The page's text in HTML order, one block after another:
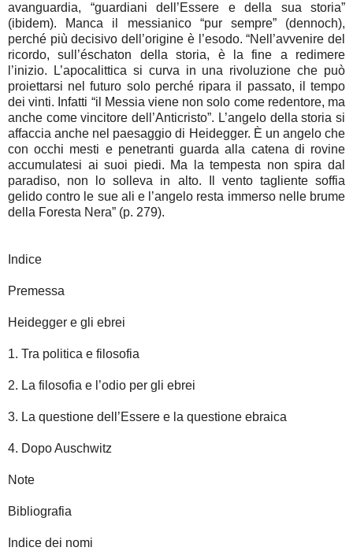
avanguardia, “guardiani dell’Essere e della sua storia”
(ibidem). Manca il messianico “pur sempre” (dennoch),
perché più decisivo dell’origine è l’esodo. “Nell’avvenire del
ricordo, sull’éschaton della storia, è la fine a redimere
l’inizio. L’apocalittica si curva in una rivoluzione che può
proiettarsi nel futuro solo perché ripara il passato, il tempo
dei vinti. Infatti “il Messia viene non solo come redentore, ma
anche come vincitore dell’Anticristo”. L’angelo della storia si
affaccia anche nel paesaggio di Heidegger. È un angelo che
con occhi mesti e penetranti guarda alla catena di rovine
accumulatesi ai suoi piedi. Ma la tempesta non spira dal
paradiso, non lo solleva in alto. Il vento tagliente soffia
gelido contro le sue ali e l’angelo resta immerso nelle brume
della Foresta Nera” (p. 279).
Indice
Premessa
Heidegger e gli ebrei
1. Tra politica e filosofia
2. La filosofia e l’odio per gli ebrei
3. La questione dell’Essere e la questione ebraica
4. Dopo Auschwitz
Note
Bibliografia
Indice dei nomi